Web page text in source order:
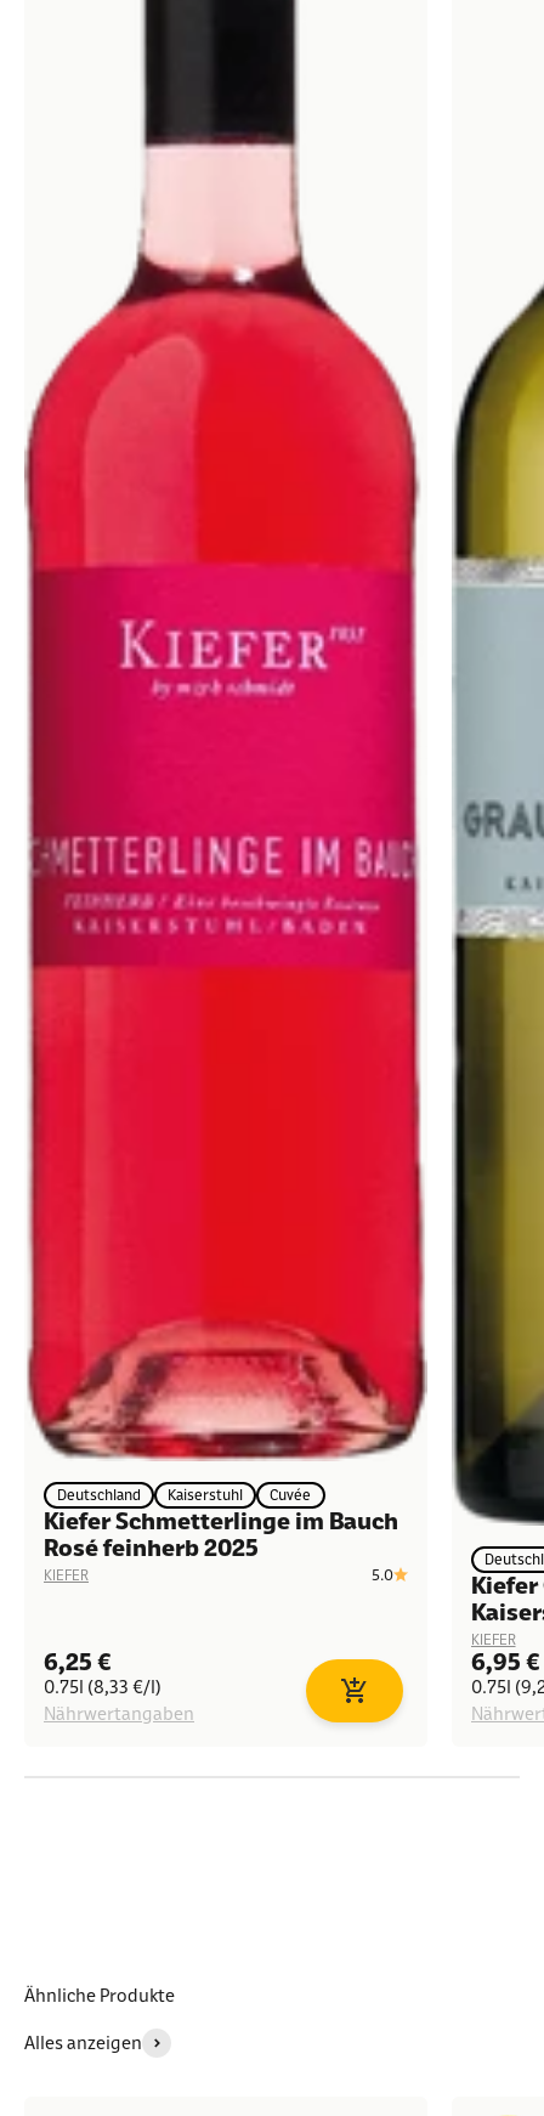
Deutschland Kaiserstuhl Cuvée
Kiefer Schmetterlinge im Bauch
Rosé feinherb 2025
KIEFER 5.0
Angebot
6,25 €
0.75l (8,33 €/l)
Nährwertangaben
In den Warenkorb
Kiefer
KIEFER
6,95 €
0.75l
Ähnliche Produkte
Alles anzeigen